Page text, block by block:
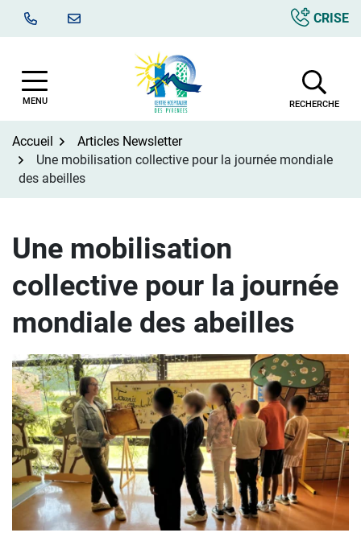
CRISE
MENU RECHERCHE
Accueil
Articles Newsletter
Une mobilisation collective pour la journée mondiale
des abeilles
Une mobilisation
collective pour la journée
mondiale des abeilles